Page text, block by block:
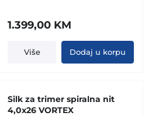
1.399,00 KM
Više Dodaj u korpu
Silk za trimer spiralna nit
4,0x26 VORTEX